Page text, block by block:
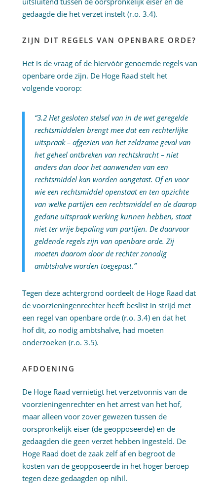
gedaagde die het verzet instelt (r.o. 3.4).
ZIJN DIT REGELS VAN OPENBARE ORDE?
Het is de vraag of de hiervóór genoemde regels van
openbare orde zijn. De Hoge Raad stelt het
volgende voorop:
“3.2 Het gesloten stelsel van in de wet geregelde
rechtsmiddelen brengt mee dat een rechterlijke
uitspraak – afgezien van het zeldzame geval van
het geheel ontbreken van rechtskracht – niet
anders dan door het aanwenden van een
rechtsmiddel kan worden aangetast. Of en voor
wie een rechtsmiddel openstaat en ten opzichte
van welke partijen een rechtsmiddel en de daarop
gedane uitspraak werking kunnen hebben, staat
niet ter vrije bepaling van partijen. De daarvoor
geldende regels zijn van openbare orde. Zij
moeten daarom door de rechter zonodig
ambtshalve worden toegepast.”
Tegen deze achtergrond oordeelt de Hoge Raad dat
de voorzieningenrechter heeft beslist in strijd met
een regel van openbare orde (r.o. 3.4) en dat het
hof dit, zo nodig ambtshalve, had moeten
onderzoeken (r.o. 3.5).
AFDOENING
De Hoge Raad vernietigt het verzetvonnis van de
voorzieningenrechter en het arrest van het hof,
maar alleen voor zover gewezen tussen de
oorspronkelijk eiser (de geopposeerde) en de
gedaagden die geen verzet hebben ingesteld. De
Hoge Raad doet de zaak zelf af en begroot de
kosten van de geopposeerde in het hoger beroep
tegen deze gedaagden op nihil.